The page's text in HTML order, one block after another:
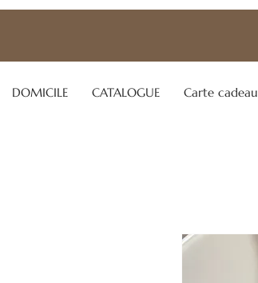
DOMICILE CATALOGUE Carte cadeau